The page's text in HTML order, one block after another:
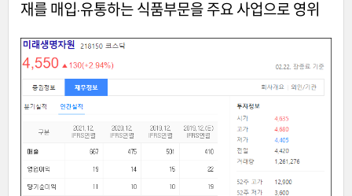
재를 매입·유통하는 식품부문을 주요 사업으로 영위